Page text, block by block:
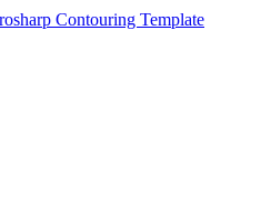
Contouring Template